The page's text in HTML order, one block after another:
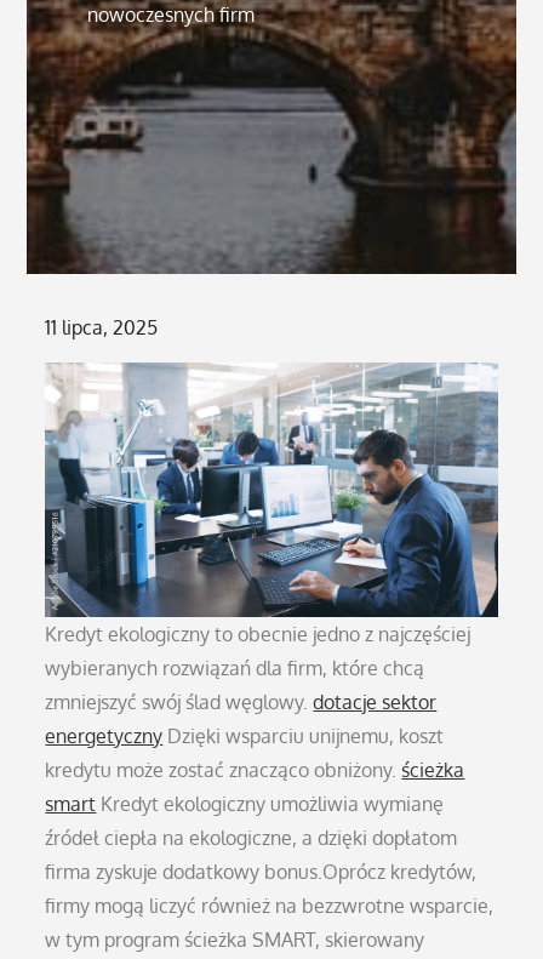
nowoczesnych firm
Posted
on
11 lipca, 2025
Kredyt ekologiczny to obecnie jedno z najczęściej
wybieranych rozwiązań dla firm, które chcą
zmniejszyć swój ślad węglowy.dotacje sektor
energetyczny Dzięki wsparciu unijnemu, koszt
kredytu może zostać znacząco obniżony.ścieżka
smart Kredyt ekologiczny umożliwia wymianę
źródeł ciepła na ekologiczne, a dzięki dopłatom
firma zyskuje dodatkowy bonus.Oprócz kredytów,
firmy mogą liczyć również na bezzwrotne wsparcie,
w tym program ścieżka SMART, skierowany